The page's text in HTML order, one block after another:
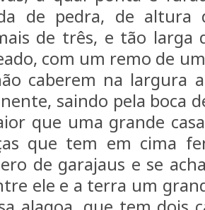
de pedra, de altura
de três, e tão larga
com um remo de
caberem na largura
saindo pela boca
que uma grande
que tem em cima
de garajaus e se
ele e a terra um